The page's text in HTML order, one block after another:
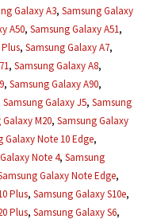
Galaxy A3, Samsung Galaxy
A50, Samsung Galaxy A51,
, Samsung Galaxy A7,
, Samsung Galaxy A8,
, Samsung Galaxy A90,
Samsung Galaxy J5, Samsung
M20, Samsung Galaxy
Galaxy Note 10 Edge,
Note 4, Samsung
Galaxy Note Edge,
Plus, Samsung Galaxy S10e,
Plus, Samsung Galaxy S6,